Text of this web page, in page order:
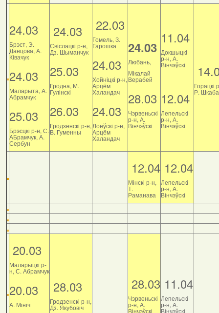
24.03
Брэст, Э.
Данцова, А.
Ківачук
24.03
Маларыта, А.
Абрамчук
25.03
Брэсцкі р-н, С.
АБрамчук, А.
Сербун
24.03
Свіслацкі р-н,
Дз. Шыманчук
25.03
Гродна, М.
Гулінскі
26.03
Гродзенскі р-н,
В. Гуменны
22.03
Гомель, З.
Гарошка
24.03
Хойніцкі р-н,
Арцём
Халандач
24.03
Лоеўскі р-н,
Арцём
Халандач
24.03
Любань,
Мікалай
Верабей
28.03
Чэрвеньскі
р-н, А.
Вінчэўскі
11.04
Докшыцкі
р-н, А.
Вінчэўскі
12.04
Лепельскі
р-н, А.
Вінчэўскі
Горацкі
Р.
12.04
Мінскі р-н,
Т.
Раманава
12.04
Лепельскі
р-н, А.
Вінчэўскі
20.03
Маларыцкі р-
н, С. Абрамчук
20.03
А. Мініч
28.03
Гродзенскі р-н,
Дз. Якубовіч
28.03
Чэрвеньскі
р-н, А.
Вінчэўскі
11.04
Лепельскі
р-н, А.
Вінчэўскі